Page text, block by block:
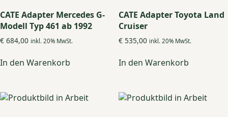
CATE Adapter Mercedes G-
Modell Typ 461 ab 1992
€ 684,00 inkl. 20% MwSt.
In den Warenkorb
CATE Adapter Toyota Land
Cruiser
€535,00 inkl. 20% MwSt.
In den Warenkorb